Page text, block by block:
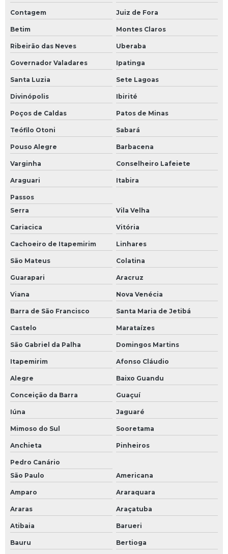
Contagem Juiz de Fora
Betim Montes Claros
Ribeirão das Neves Uberaba
Governador Valadares Ipatinga
Santa Luzia Sete Lagoas
Divinópolis Ibirité
Poços de Caldas Patos de Minas
Teófilo Otoni Sabará
Pouso Alegre Barbacena
Varginha Conselheiro Lafeiete
Araguari Itabira
Passos
Serra
Vila Velha
Cariacica Vitória
Cachoeiro de Itapemirim Linhares
São Mateus Colatina
Guarapari Aracruz
Viana Nova Venécia
Barra de São Francisco Santa Maria de Jetibá
Castelo Marataízes
São Gabriel da Palha Domingos Martins
Itapemirim Afonso Cláudio
Alegre Baixo Guandu
Conceição da Barra Guaçuí
Iúna Jaguaré
Mimoso do Sul Sooretama
Anchieta Pinheiros
Pedro Canário
São Paulo
Americana
Amparo Araraquara
Araras Araçatuba
Atibaia Barueri
Bauru Bertioga